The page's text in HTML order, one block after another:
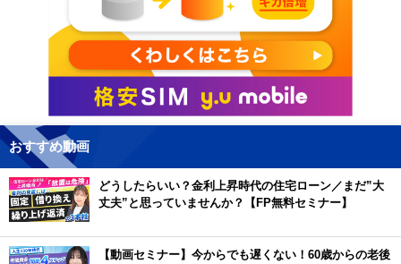
おすすめ動画
どうしたらいい？金利上昇時代の住宅ローン／まだ”大
丈夫”と思っていませんか？【FP無料セミナー】
【動画セミナー】今からでも遅くない！60歳からの老後